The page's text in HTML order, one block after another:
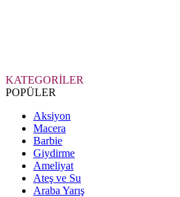
KATEGORİLER
POPÜLER
Aksiyon
Macera
Barbie
Giydirme
Ameliyat
Ateş ve Su
Araba Yarış